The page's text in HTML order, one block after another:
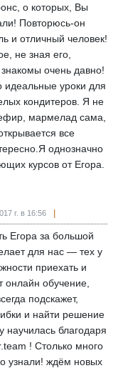
о которых, Вы
Повторюсь-он
и отличный человек!
не зная его,
очень давно!
идеальные уроки для
кондитеров. Я не
мармелад сама,
все
однозначно
курсов от Егора.
г. в 16:56
Егора за большой
для нас — тех у
приехать и
онлайн обучение,
подскажет,
и найти решение
научилась благодаря
! Столько много
узнали! ждём новых